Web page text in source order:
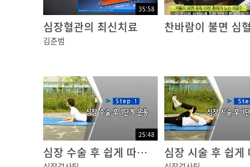
35:58
심장혈관의 최신치료
김준범
25:48
심장 수술 후 쉽게 따라 하는 심장 건강 운동